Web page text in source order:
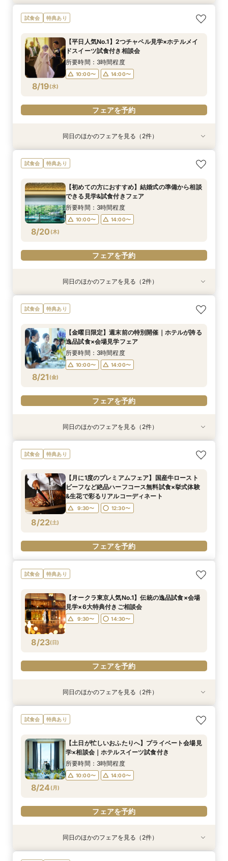
8/17(月
平日限定【オークラだけの極上フォトウェディン
グをご提案】館内外ともに溢れるフォトジェニッ
じっくり相談♪フォトウェディング専用フェアで
す
所要時間：2時間程度
試食会 特典あり
8/19(水)
【平日人気No.1】2つチャペル見学×ホテルメイ
ドスイーツ試食付き相談会
所要時間：3時間程度
10:00〜 14:00〜
フェアを予約
8/19(水)
平日限定【オークラだけの極上フォトウェディン
グをご提案】館内外ともに溢れるフォトジェニッ
じっくり相談♪フォトウェディング専用フェアで
す
所要時間：2時間程度
8/19(水)
【お仕事後でも】18時より開催｜会場見学×見積
比較ナイト相談会
同日のほかのフェアを見る（2件）
試食会 特典あり
8/20 (木)
【初めての方におすすめ】結婚式の準備から相談
できる見学&試食付きフェア
所要時間：3時間程度
10:00〜 14:00〜
フェアを予約
8/20(木)
平日限定【オークラだけの極上フォトウェディン
グをご提案】館内外ともに溢れるフォトジェニッ
じっくり相談♪フォトウェディング専用フェアで
す
所要時間：2時間程度
8/20(木)
【お仕事後でも】18時より開催｜会場見学×見積
比較ナイト相談会
同日のほかのフェアを見る（2件）
試食会 特典あり
8/21 (金)
【金曜日限定】週末前の特別開催｜ホテルが誇る
逸品試食×会場見学フェア
所要時間：3時間程度
10:00〜 14:00〜
フェアを予約
8/21(金)
平日限定【オークラだけの極上フォトウェディン
グをご提案】館内外ともに溢れるフォトジェニッ
じっくり相談♪フォトウェディング専用フェアで
す
所要時間：2時間程度
10:00〜 14:00〜
8/21(金)
【お仕事後でも】18時より開催｜会場見学×見積
比較ナイト相談会
同日のほかのフェアを見る（2件）
試食会 特典あり
8/22(土)
【月に1度のプレミアムフェア】国産牛ロースト
ビーフなど絶品ハーフコース無料試食×挙式体験
&生花で彩るリアルコーディネート
9:30〜 12:30〜
フェアを予約
試食会 特典あり
8/23(日)
【オークラ東京人気No.1】伝統の逸品試食×会場
見学×6大特典付きご相談会
9:30〜 14:30〜
フェアを予約
特典あり
8/23(日
午前中の見学がお勧め☆【ご家族や近しい方との
ご家族婚をご検討の方へ！オークラ人気の逸品無
所要時間：3時間程度
特典あり
8/23(日
神前式や和装にご興味ある方必見！【国賓も迎え
る60年以上続く歴史あるホテルで伝統美を体
園体感和婚フェア
所要時間：3時間程度
同日のほかのフェアを見る（2件）
試食会 特典あり
8/24 (月)
【土日が忙しいおふたりへ】プライベート会場見
学×相談会｜ホテルスイーツ試食付き
所要時間：3時間程度
10:00〜 14:00〜
フェアを予約
同日のほかのフェアを見る（2件）